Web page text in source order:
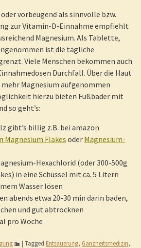
vorbeugend als sinnvolle bzw.
zur Vitamin-D-Einnahme empfiehlt
Magnesium. Als Tablette,
ist die tägliche
Viele Menschen bekommen auch
Durchfall. Über die Haut
Magnesium aufgenommen
hierzu bieten Fußbäder mit
so geht’s:
gibt’s billig z.B. bei amazon
Magnesium Flakes oder Magnesium-
Hexachlorid (oder 300-500g
in eine Schüssel mit ca. 5 Litern
Wasser lösen
abends etwa 20-30 min darin baden,
und gut abtrocknen
pro Woche
| Tagged Entsäuerung, Ganzheitsmedizin,